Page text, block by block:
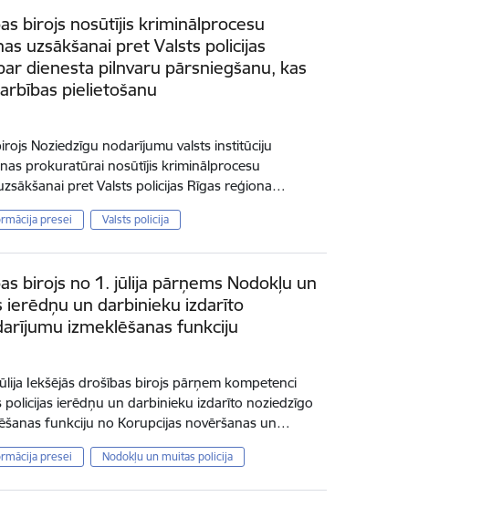
birojs nosūtījis kriminālprocesu
uzsākšanai pret Valsts policijas
dienesta pilnvaru pārsniegšanu, kas
pielietošanu
Noziedzīgu nodarījumu valsts institūciju
prokuratūrai nosūtījis kriminālprocesu
pret Valsts policijas Rīgas reģiona…
presei Valsts policija
birojs no 1. jūlija pārņems Nodokļu un
ierēdņu un darbinieku izdarīto
izmeklēšanas funkciju
Iekšējās drošības birojs pārņem kompetenci
ierēdņu un darbinieku izdarīto noziedzīgo
funkciju no Korupcijas novēršanas un…
presei Nodokļu un muitas policija